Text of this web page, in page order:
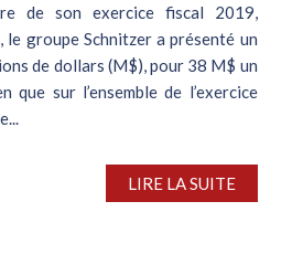
de son exercice fiscal 2019,
groupe Schnitzer a présenté un
de dollars (M$), pour 38 M$ un
que sur l’ensemble de l’exercice
LIRE LA SUITE